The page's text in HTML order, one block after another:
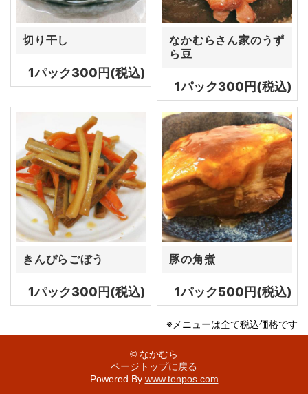
切り干し
1パック300円(税込)
なかむらさん家のうず
ら豆
1パック300円(税込)
きんぴらごぼう
1パック300円(税込)
豚の角煮
1パック500円(税込)
※メニューは全て税込価格です
© なかむら
ページトップに戻る
Powered By www.tenpos.com